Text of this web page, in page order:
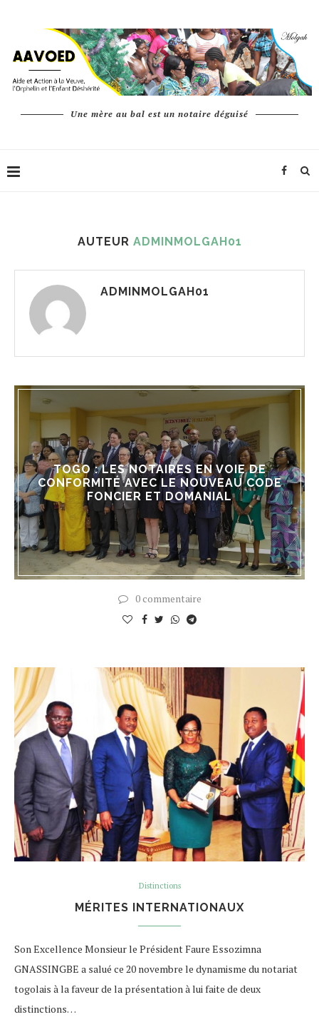
Une mère au bal est un notaire déguisé
AUTEUR ADMINMOLGAH01
ADMINMOLGAH01
TOGO : LES NOTAIRES EN VOIE DE
CONFORMITÉ AVEC LE NOUVEAU CODE
FONCIER ET DOMANIAL
0 commentaire
Distinctions
MÉRITES INTERNATIONAUX
Son Excellence Monsieur le Président Faure Essozimna
GNASSINGBE a salué ce 20 novembre le dynamisme du notariat
togolais à la faveur de la présentation à lui faite de deux
distinctions…